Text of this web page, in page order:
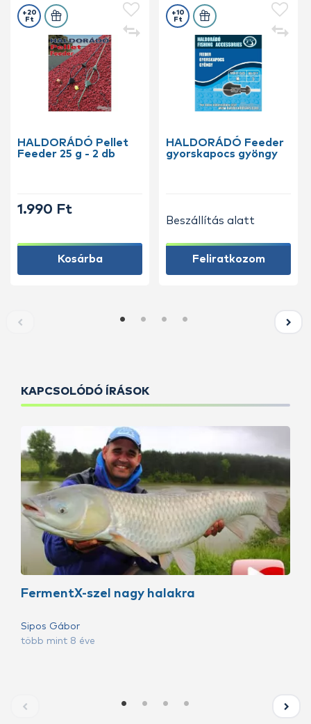
HALDORÁDÓ Pellet
Feeder 25 g - 2 db
+20
Ft
1.990 Ft
Kosárba
HALDORÁDÓ Feeder
gyorskapocs gyöngy
+10
Ft
Beszállítás alatt
Feliratkozom
KAPCSOLÓDÓ ÍRÁSOK
FermentX-szel nagy halakra
Sipos Gábor
több mint 8 éve